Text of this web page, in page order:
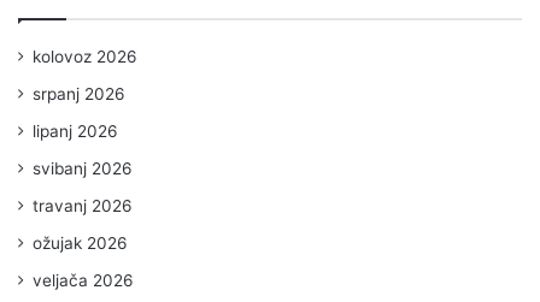
kolovoz 2026
srpanj 2026
lipanj 2026
svibanj 2026
travanj 2026
ožujak 2026
veljača 2026